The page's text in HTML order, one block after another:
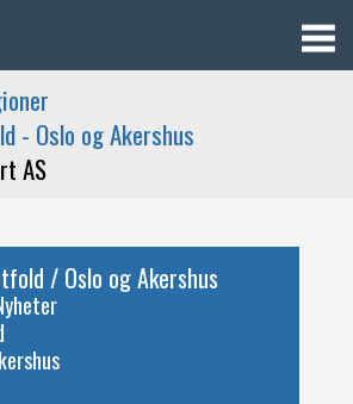
- Oslo og Akershus
AS
/ Oslo og Akershus